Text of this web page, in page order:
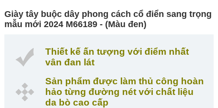
Giày tây buộc dây phong cách cổ điển sang trọng
mẫu mới 2024 M66189 - (Màu đen)
Thiết kế ấn tượng với điểm nhất
vân đan lát
Sản phẩm được làm thủ công hoàn
hảo từng đường nét với chất liệu
da bò cao cấp